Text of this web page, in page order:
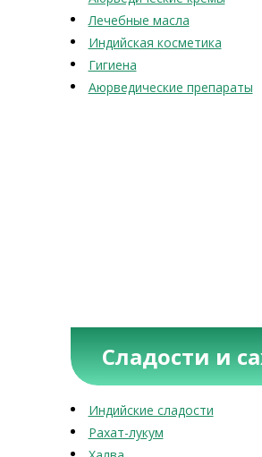
Лечебные масла
Индийская косметика
Гигиена
Аюрведические препараты
Сладости и
Индийские сладости
Рахат-лукум